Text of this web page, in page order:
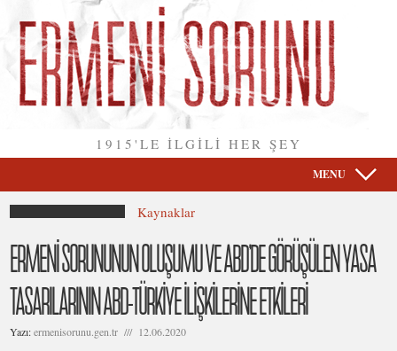
1915'LE İLGİLİ HER ŞEY
MENU
Kaynaklar
ERMENİ SORUNUNUN OLUŞUMU VE ABD’DE GÖRÜŞÜLEN YASA
TASARILARININ ABD-TÜRKİYE İLİŞKİLERİNE ETKİLERİ
Yazı:ermenisorunu.gen.tr /// 12.06.2020